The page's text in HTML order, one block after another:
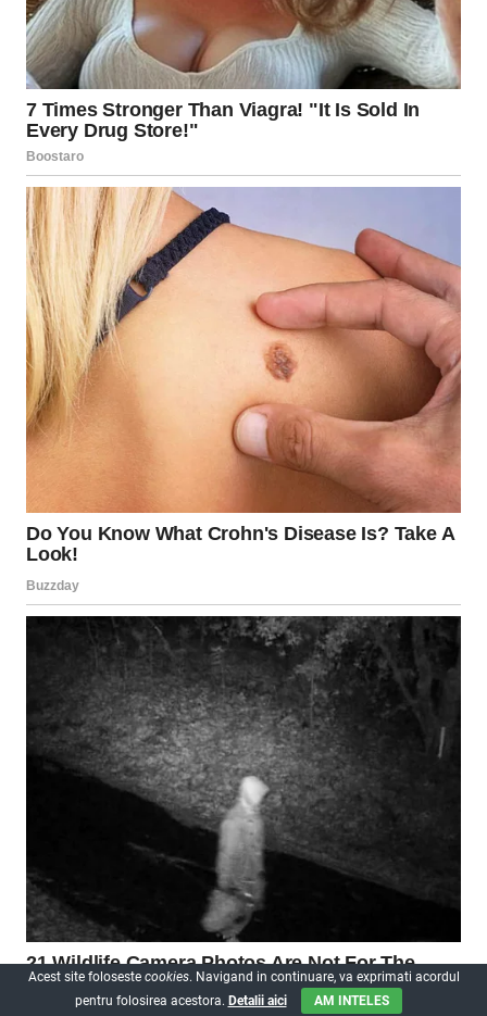
Acest site foloseste cookies. Navigand in continuare, va exprimati acordul
pentru folosirea acestora. Detalii aici AM INTELES